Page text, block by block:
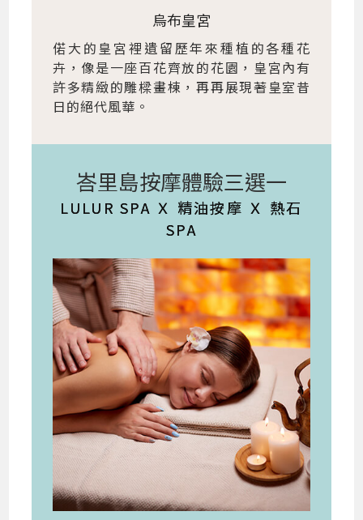
烏布皇宮
偌大的皇宮裡遺留歷年來種植的各種花
卉，像是一座百花齊放的花園，皇宮內有
許多精緻的雕樑畫棟，再再展現著皇室昔
日的絕代風華。
峇里島按摩體驗三選一
LULUR SPA Ｘ 精油按摩 Ｘ 熱石
SPA